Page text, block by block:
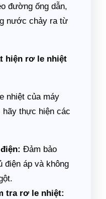
đường ống dẫn,
nước chảy ra từ
hiện rơ le nhiệt
nhiệt của máy
hãy thực hiện các
Đảm bảo
điện áp và không
tra rơ le nhiệt: